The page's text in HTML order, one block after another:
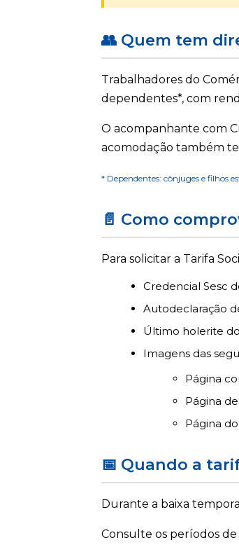
👥 Quem tem
Trabalhadores do
dependentes*, com
O acompanhante com
acomodação também
* Dependentes: cônjuges e filhos
📄 Como
Para solicitar a Tarifa
Credencial Sesc
Autodeclaração
Último holerite
Imagens das
Página
Página
Página
📅 Quando a
Durante a baixa
Consulte os períodos